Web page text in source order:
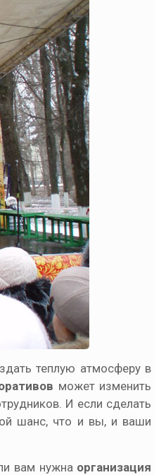
теплую атмосферу в
может изменить
И если сделать
шанс, что и вы, и ваши
вам нужна организация